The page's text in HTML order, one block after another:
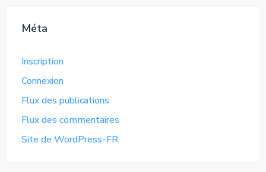
Méta
Inscription
Connexion
Flux des publications
Flux des commentaires
Site de WordPress-FR